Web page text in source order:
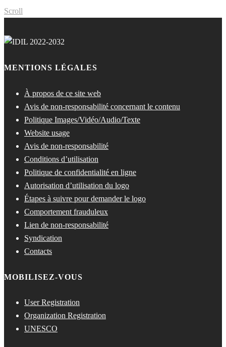
Scroll
MENTIONS LÉGALES
À propos de ce site web
Avis de non-responsabilité concernant le contenu
Politique Images/Vidéo/Audio/Texte
Website usage
Avis de non-responsabilité
Conditions d’utilisation
Politique de confidentialité en ligne
Autorisation d’utilisation du logo
Étapes à suivre pour demander le logo
Comportement frauduleux
Lien de non-responsabilité
Syndication
Contacts
MOBILISEZ-VOUS
User Registration
Organization Registration
UNESCO